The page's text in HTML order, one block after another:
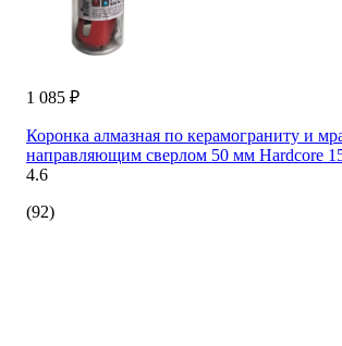
1 085 ₽
Коронка алмазная по керамограниту и
направляющим сверлом 50 мм Hardcore
4.6
(92)